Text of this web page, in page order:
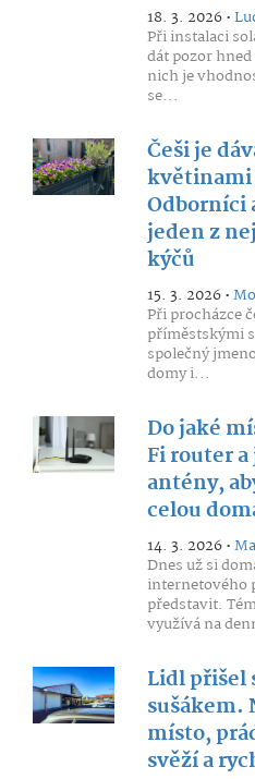
18. 3. 2026 •
Při instalaci
dát pozor
nich je
se...
Češi je
květinami
Odborníci
jeden z
kýčů
15. 3. 2026 •
Při procházce
příměstskými
společný
domy i...
Do jaké
Fi router
antény,
celou
14. 3. 2026 •
Dnes už si
internetového
představit.
využívá na
Lidl přišel
sušákem.
místo,
svěží a